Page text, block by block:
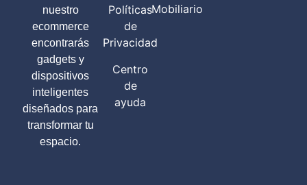
nuestro
ecommerce
encontrarás
gadgets y
dispositivos
inteligentes
diseñados para
transformar tu
espacio.
Políticas
de
Privacidad
Centro
de
ayuda
Mobiliario